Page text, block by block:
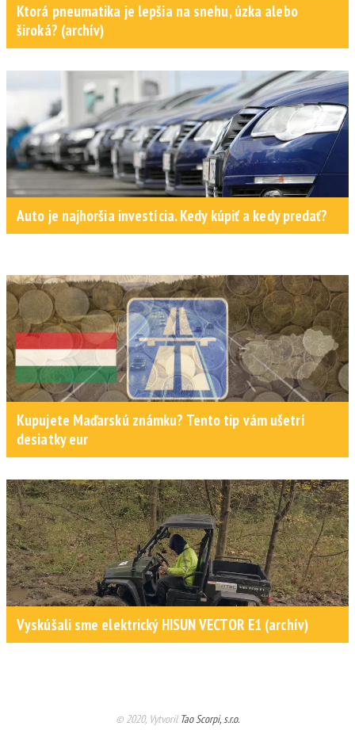
Ktorá pneumatika je lepšia na snehu, úzka alebo
široká? (archív)
Auto je najhoršia investícia. Kedy kúpiť a kedy predať?
Kupujete Maďarskú známku? Tento tip vám ušetrí
desiatky eur
Vyskúšali sme elektrický HISUN VECTOR E1 (archív)
© 2020, Vytvoril Tao Scorpi, s.r.o.